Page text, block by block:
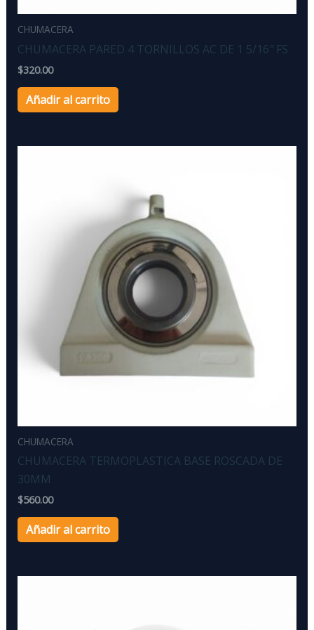
CHUMACERA
CHUMACERA PARED 4 TORNILLOS AC DE 1 5/16″ FS
$320.00
Añadir al carrito
CHUMACERA
CHUMACERA TERMOPLASTICA BASE ROSCADA DE
30MM
$560.00
Añadir al carrito